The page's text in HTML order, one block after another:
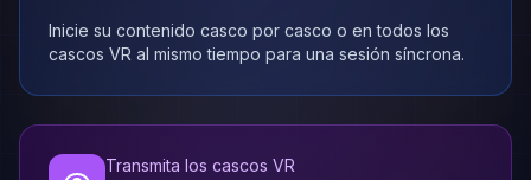
Inicie su contenido casco por casco o en todos los
cascos VR al mismo tiempo para una sesión síncrona.
Transmita los cascos VR